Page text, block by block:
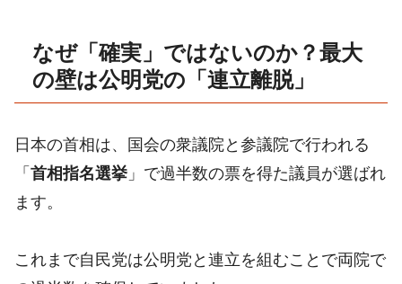
なぜ「確実」ではないのか？最大
の壁は公明党の「連立離脱」
日本の首相は、国会の衆議院と参議院で行われる
「 首相指名選挙 」で過半数の票を得た議員が選ばれ
ます。
これまで自民党は公明党と連立を組むことで両院で